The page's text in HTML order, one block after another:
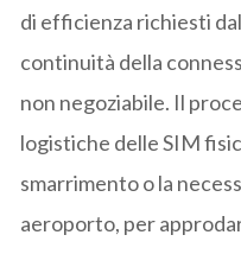
di efficienza richiesti
continuità della
non negoziabile. Il
logistiche delle SIM
smarrimento o la
aeroporto, per